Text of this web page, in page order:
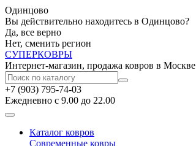
Одинцово
Вы действительно находитесь в Одинцово?
Да, все верно
Нет, сменить регион
СУПЕРКОВРЫ
Интернет-магазин, продажа ковров в Москве
+7 (903) 795-74-03
Ежедневно с 9.00 до 22.00
Каталог ковров
Современные ковры